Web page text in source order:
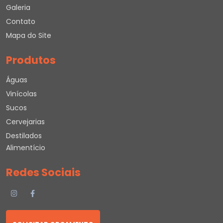
Galeria
Contato
Mapa do Site
Produtos
Águas
Vinícolas
Sucos
Cervejarias
Destilados
Alimentício
Redes Sociais